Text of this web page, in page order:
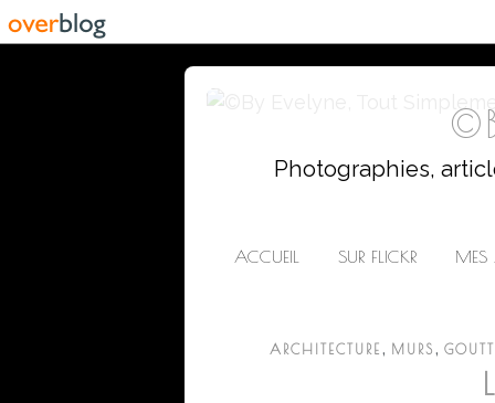
Photographies,
ACCUEIL SUR FLICKR MES
ARCHITECTURE , MURS ,